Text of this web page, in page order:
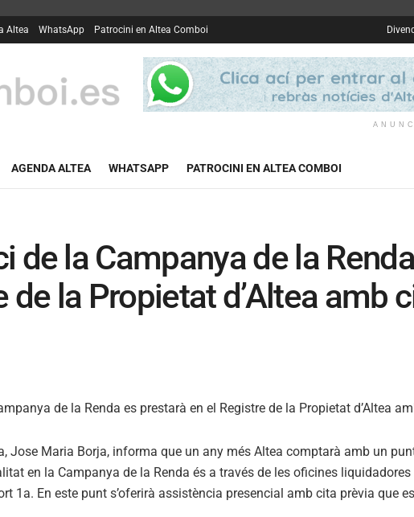
Altea WhatsApp Patrocini en Altea Comboi
AGENDA ALTEA WHATSAPP PATROCINI EN ALTEA COMBOI
de la Campanya de la
de la Propietat d’Altea amb
Jose Maria Borja, informa que un any més Altea comptarà amb un
en la Campanya de la Renda és a través de les oficines
1a. En este punt s’oferirà assistència presencial amb cita prèvia que